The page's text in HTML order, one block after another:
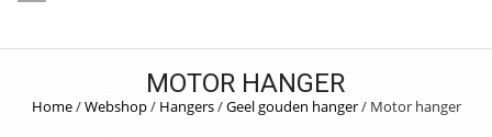
MOTOR HANGER
Home/Webshop/ Hangers/Geel gouden hanger/ Motor hanger